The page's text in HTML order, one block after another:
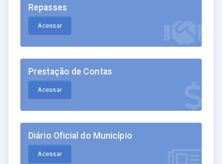
Repasses
Acessar
Prestação de Contas
Acessar
Diário Oficial do Município
Acessar